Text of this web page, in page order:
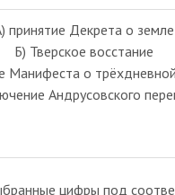
принятие Декрета о земле
Б) Тверское восстание
Манифеста о
Андрусовского
цифры под